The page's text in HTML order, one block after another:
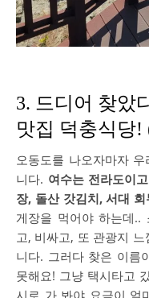
3. 드디어 찾았
맛집 덕충식당!
오동도를 나오자마자
니다. 여수는 전라도이
장, 돌산 갓김치, 서대
게장을 먹어야 하는데..
고, 비싸고, 또 관광지
니다. 그러다 찾은 이름
못해요! 그냥 택시타고
시로 가 봐야 요금이 얼